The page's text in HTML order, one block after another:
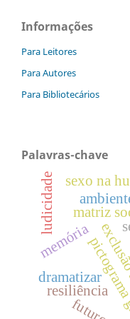
Informações
Para Leitores
Para Autores
Para Bibliotecários
Palavras-chave
dramatizar
matriz
resiliência
memória
sexo na
ludicidade
futuro